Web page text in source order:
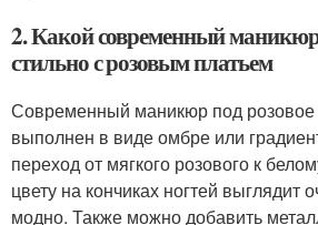
2. Какой современный маникюр
стильно с розовым платьем
Современный маникюр под розовое
выполнен в виде омбре или
переход от мягкого розового к
цвету на кончиках ногтей выглядит
модно. Также можно добавить